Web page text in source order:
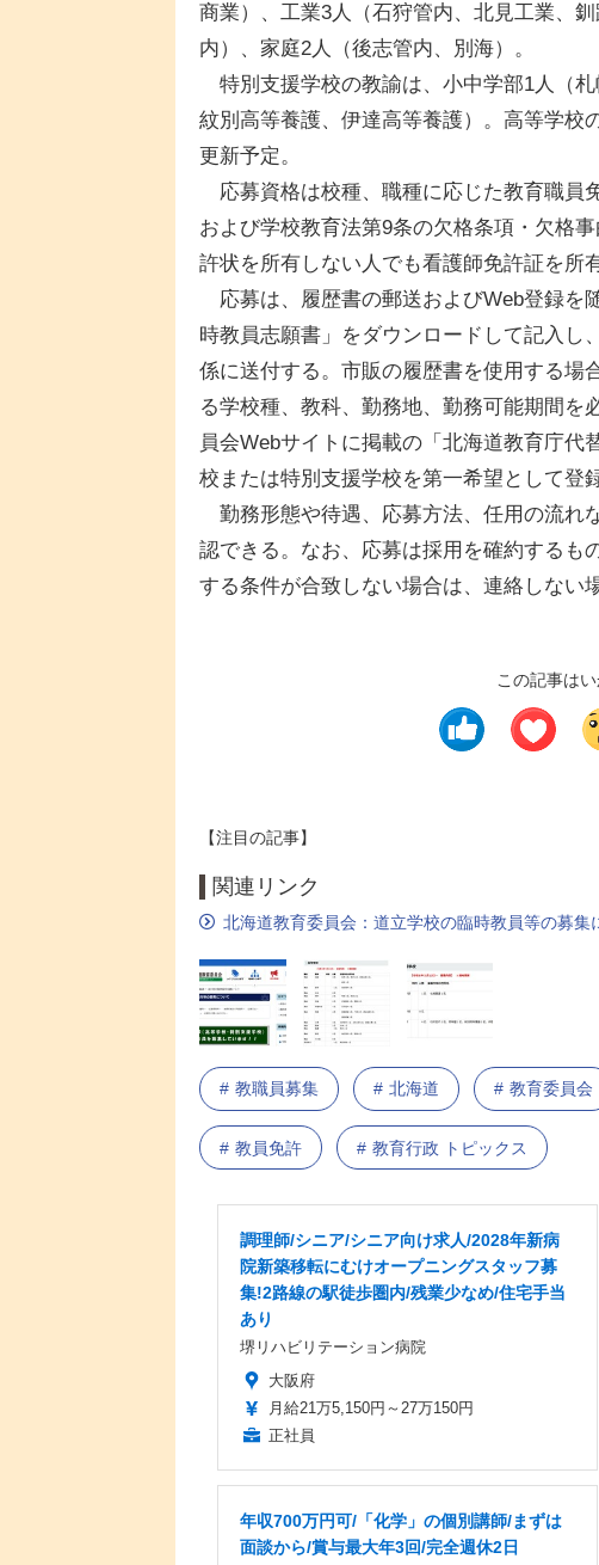
商業）、工業3人（石狩管内、北見工業、
内）、家庭2人（後志管内、別海）。
特別支援学校の教諭は、小中学部1人（札
紋別高等養護、伊達高等養護）。高等学校
更新予定。
応募資格は校種、職種に応じた教育職員
および学校教育法第9条の欠格条項・欠格
許状を所有しない人でも看護師免許証を所
応募は、履歴書の郵送およびWeb登録を
時教員志願書」をダウンロードして記入し
係に送付する。市販の履歴書を使用する場
る学校種、教科、勤務地、勤務可能期間を
員会Webサイトに掲載の「北海道教育庁
校または特別支援学校を第一希望として登
勤務形態や待遇、応募方法、任用の流れ
認できる。なお、応募は採用を確約するも
する条件が合致しない場合は、連絡しない
この記事は
【注目の記事】
関連リンク
北海道教育委員会：道立学校の臨時教員等の募集
教職員募集 北海道 教育委員会
教員免許 教育行政 トピックス
調理師/シニア/シニア向け求人/2028年新病
院新築移転にむけオープニングスタッフ募
集!2路線の駅徒歩圏内/残業少なめ/住宅手当
あり
堺リハビリテーション病院
大阪府
月給21万5,150円～27万150円
正社員
年収700万円可/「化学」の個別講師/まずは
面談から/賞与最大年3回/完全週休2日